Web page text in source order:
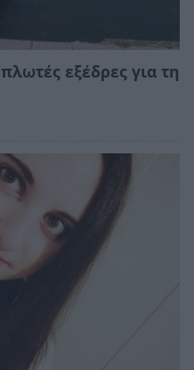
εξέδρες για τη